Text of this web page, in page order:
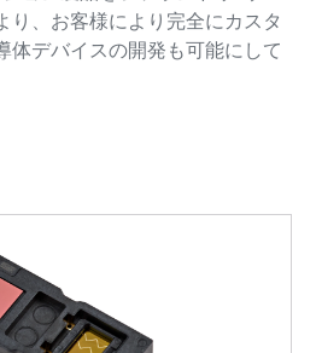
り、お客様により完全にカスタ
体デバイスの開発も可能にして